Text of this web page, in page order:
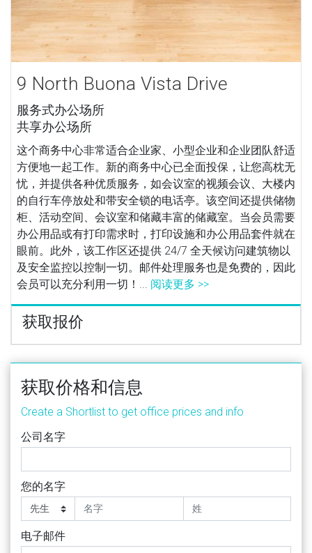
9 North Buona Vista Drive
服务式办公场所
共享办公场所
这个商务中心非常适合企业家、小型企业和企业团队舒适
方便地一起工作。新的商务中心已全面投保，让您高枕无
忧，并提供各种优质服务，如会议室的视频会议、大楼内
的自行车停放处和带安全锁的电话亭。该空间还提供储物
柜、活动空间、会议室和储藏丰富的储藏室。当会员需要
办公用品或有打印需求时，打印设施和办公用品套件就在
眼前。此外，该工作区还提供 24/7 全天候访问建筑物以
及安全监控以控制一切。邮件处理服务也是免费的，因此
会员可以充分利用一切！... 阅读更多 >>
获取报价
获取价格和信息
Create a Shortlist to get office prices and info
公司名字
您的名字
电子邮件